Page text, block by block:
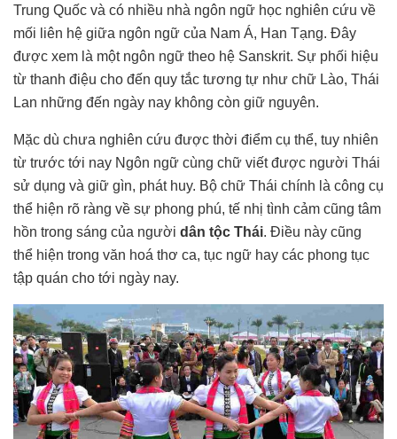
Trung Quốc và có nhiều nhà ngôn ngữ học nghiên cứu về
mối liên hệ giữa ngôn ngữ của Nam Á, Han Tạng. Đây
được xem là một ngôn ngữ theo hệ Sanskrit. Sự phối hiệu
từ thanh điệu cho đến quy tắc tương tự như chữ Lào, Thái
Lan những đến ngày nay không còn giữ nguyên.
Mặc dù chưa nghiên cứu được thời điểm cụ thể, tuy nhiên
từ trước tới nay Ngôn ngữ cùng chữ viết được người Thái
sử dụng và giữ gìn, phát huy. Bộ chữ Thái chính là công cụ
thể hiện rõ ràng về sự phong phú, tế nhị tình cảm cũng tâm
hồn trong sáng của người dân tộc Thái. Điều này cũng
thể hiện trong văn hoá thơ ca, tục ngữ hay các phong tục
tập quán cho tới ngày nay.